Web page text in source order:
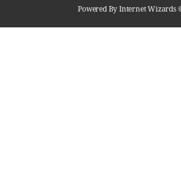
Powered By Internet Wizards